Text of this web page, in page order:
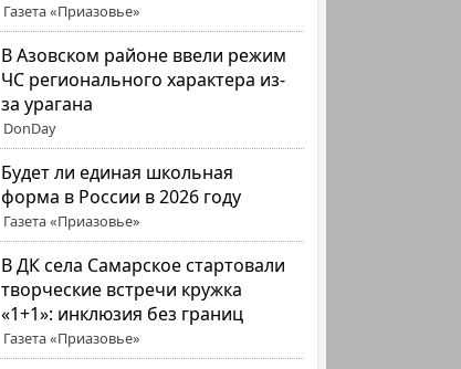
Газета «Приазовье»
В Азовском районе ввели режим
ЧС регионального характера из-
за урагана
DonDay
Будет ли единая школьная
форма в России в 2026 году
Газета «Приазовье»
В ДК села Самарское стартовали
творческие встречи кружка
«1+1»: инклюзия без границ
Газета «Приазовье»